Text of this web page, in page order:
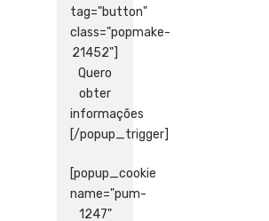
tag="button"
class="popmake-
21452"]
Quero
obter
informações
[/popup_trigger]
[popup_cookie
name="pum-
1247"